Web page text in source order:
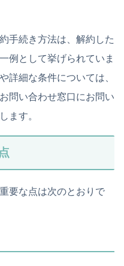
手続き方法は、解約した
例として挙げられていま
詳細な条件については、
問い合わせ窓口にお問い
ます。
要な点は次のとおりで